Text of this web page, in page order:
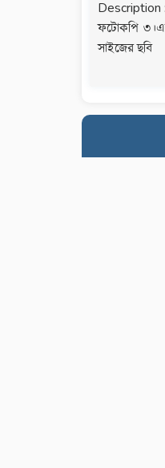
Description :
ফটোকপি
সাইজের ছবি